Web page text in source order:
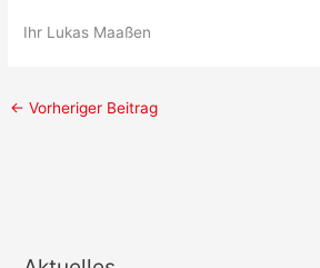
Ihr Lukas Maaßen
← Vorheriger Beitrag